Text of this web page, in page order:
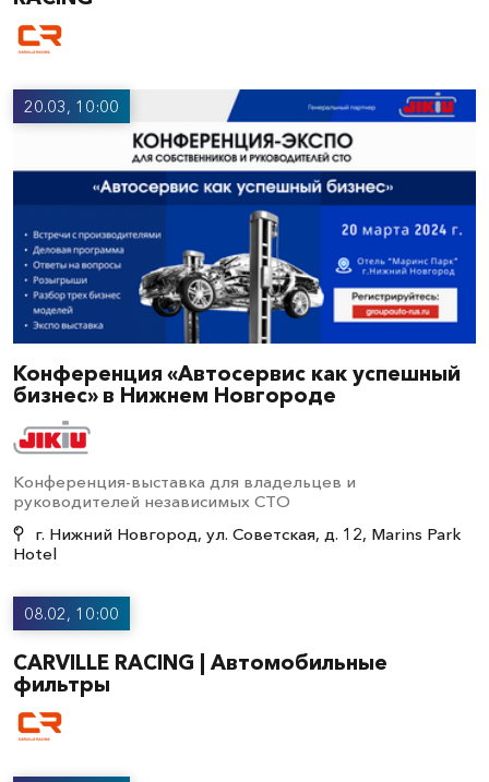
20.03, 10:00
Конференция «Автосервис как успешный
бизнес» в Нижнем Новгороде
Конференция-выставка для владельцев и
руководителей независимых СТО
г. Нижний Новгород, ул. Советская, д. 12, Marins Park
Hotel
08.02, 10:00
CARVILLE RACING | Автомобильные
фильтры